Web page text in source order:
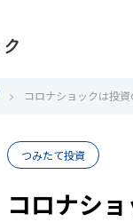
コロナショックは投
つみたて投資
コロナシ